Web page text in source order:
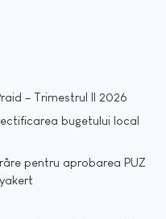
– Trimestrul II 2026
bugetului local
pentru aprobarea PUZ